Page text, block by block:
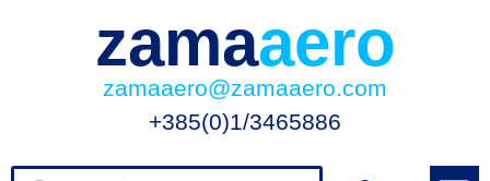
zamaaero
zamaaero@zamaaero.com
+385(0)1/3465886